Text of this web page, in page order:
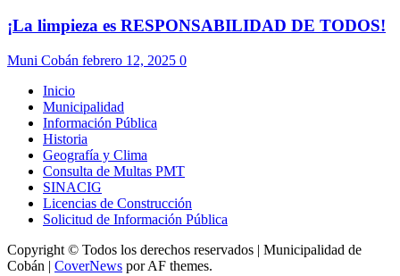
¡La limpieza es RESPONSABILIDAD DE TODOS!
Muni Cobán febrero 12, 2025 0
Inicio
Municipalidad
Información Pública
Historia
Geografía y Clima
Consulta de Multas PMT
SINACIG
Licencias de Construcción
Solicitud de Información Pública
Copyright © Todos los derechos reservados | Municipalidad de
Cobán | CoverNews por AF themes.